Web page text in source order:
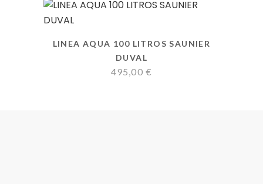
LINEA AQUA 100 LITROS SAUNIER
DUVAL
495,00€